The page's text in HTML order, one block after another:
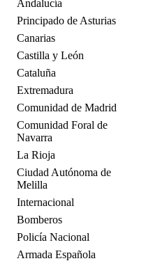
Andalucía
Principado de Asturias
Canarias
Castilla y León
Cataluña
Extremadura
Comunidad de Madrid
Comunidad Foral de
Navarra
La Rioja
Ciudad Autónoma de
Melilla
Internacional
Bomberos
Policía Nacional
Armada Española